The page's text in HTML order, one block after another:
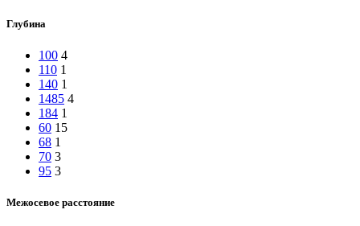
Глубина
100 4
110 1
140 1
1485 4
184 1
60 15
68 1
70 3
95 3
Межосевое расстояние